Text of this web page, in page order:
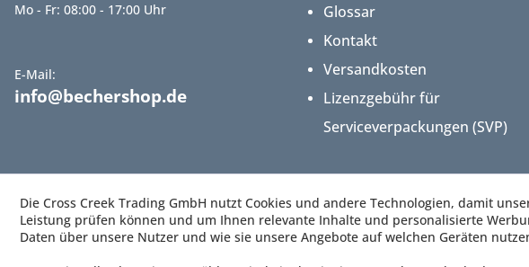
Mo - Fr: 08:00 - 17:00 Uhr
E-Mail:
info@bechershop.de
Glossar
Kontakt
Versandkosten
Lizenzgebühr für
Serviceverpackungen (SVP)
Die Cross Creek Trading GmbH nutzt Cookies und andere Technologien, damit
Leistung prüfen können und um Ihnen relevante Inhalte und personalisierte
Daten über unsere Nutzer und wie sie unsere Angebote auf welchen Geräten